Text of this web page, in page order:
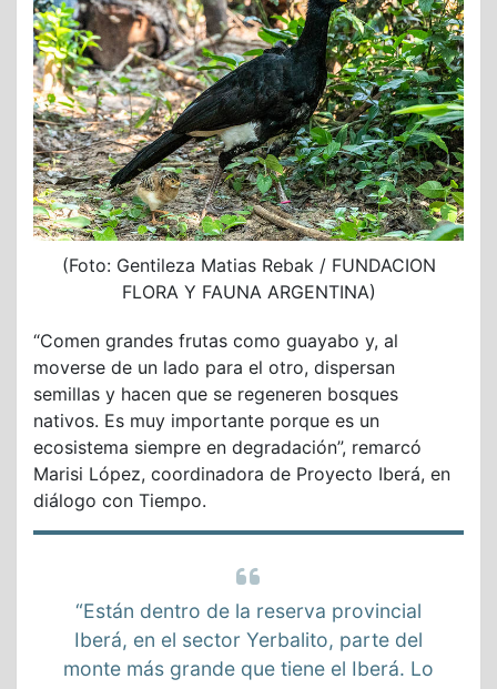
(Foto: Gentileza Matias Rebak / FUNDACION
FLORA Y FAUNA ARGENTINA)
“Comen grandes frutas como guayabo y, al
moverse de un lado para el otro, dispersan
semillas y hacen que se regeneren bosques
nativos. Es muy importante porque es un
ecosistema siempre en degradación”, remarcó
Marisi López, coordinadora de Proyecto Iberá, en
diálogo con Tiempo.
“Están dentro de la reserva provincial
Iberá, en el sector Yerbalito, parte del
monte más grande que tiene el Iberá. Lo